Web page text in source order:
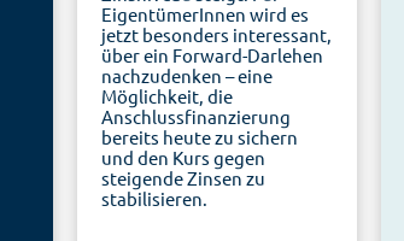
EigentümerInnen wird es
jetzt besonders interessant,
über ein Forward-Darlehen
nachzudenken – eine
Möglichkeit, die
Anschlussfinanzierung
bereits heute zu sichern
und den Kurs gegen
steigende Zinsen zu
stabilisieren.